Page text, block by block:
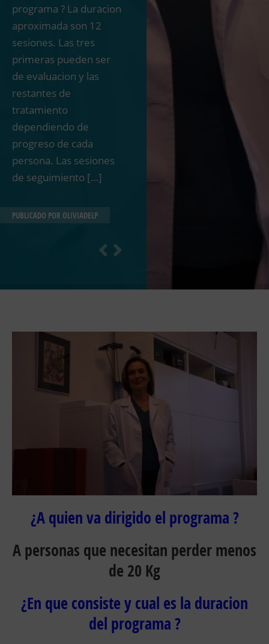
programa ? La duracion
aproximada son 12
sesiones. Las tres
primeras pueden ser
de evaluacion y las
restantes de
tratamiento
dependiendo de
progreso de cada
persona. Las sesiones
de seguimiento […]
PUBLICADO POR OLIVIADELP
¿A quien va dirigido el programa ?
A personas que necesitan perder menos
de 20 Kg
¿En que consiste y cual es la duracion
del programa ?